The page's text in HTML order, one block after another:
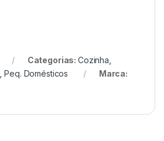
Categorias: Cozinha
,Peq. Domésticos
Marca: